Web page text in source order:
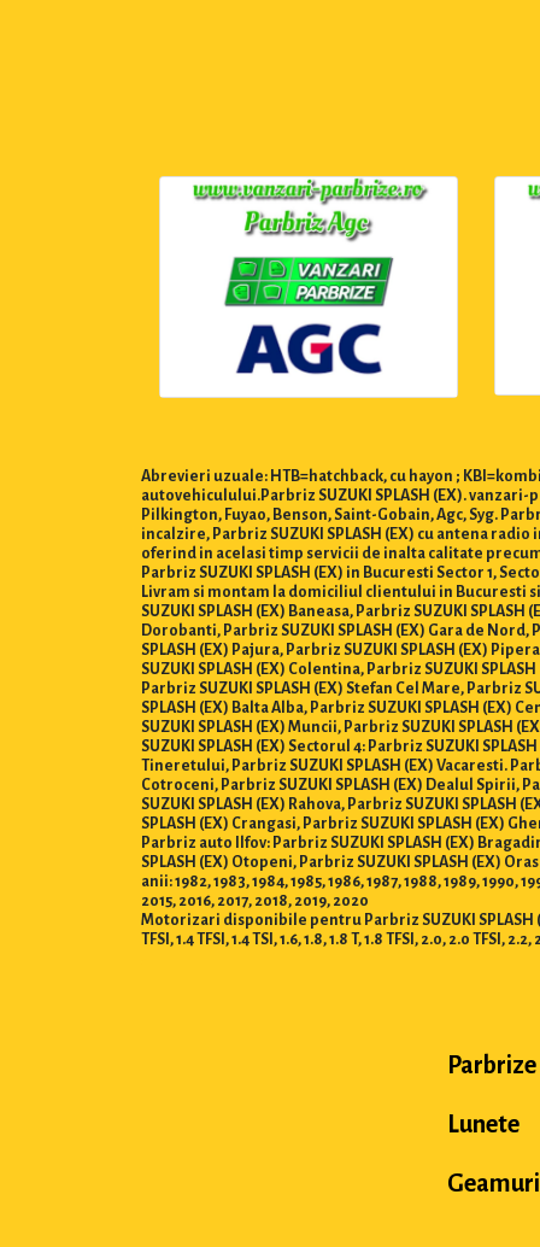
Abrevieri uzuale: HTB=hatchback, cu hayon ;
autovehiculului.Parbriz SUZUKI SPLASH (EX).
Pilkington, Fuyao, Benson, Saint-Gobain, Agc, Syg.
incalzire, Parbriz SUZUKI SPLASH (EX) cu antena
oferind in acelasi timp servicii de inalta calitate
Parbriz SUZUKI SPLASH (EX) in Bucuresti Sector 1,
Livram si montam la domiciliul clientului in Bucuresti si
SUZUKI SPLASH (EX) Baneasa, Parbriz SUZUKI
Dorobanti, Parbriz SUZUKI SPLASH (EX) Gara de Nord,
SPLASH (EX) Pajura, Parbriz SUZUKI SPLASH (EX)
SUZUKI SPLASH (EX) Colentina, Parbriz SUZUKI
Parbriz SUZUKI SPLASH (EX) Stefan Cel Mare, Parbriz
SPLASH (EX) Balta Alba, Parbriz SUZUKI SPLASH (EX)
SUZUKI SPLASH (EX) Muncii, Parbriz SUZUKI SPLASH
SUZUKI SPLASH (EX) Sectorul 4: Parbriz SUZUKI
Tineretului, Parbriz SUZUKI SPLASH (EX) Vacaresti.
Cotroceni, Parbriz SUZUKI SPLASH (EX) Dealul Spirii,
SUZUKI SPLASH (EX) Rahova, Parbriz SUZUKI
SPLASH (EX) Crangasi, Parbriz SUZUKI SPLASH (EX)
Parbriz auto Ilfov: Parbriz SUZUKI SPLASH (EX)
SPLASH (EX) Otopeni, Parbriz SUZUKI SPLASH (EX)
anii: 1982, 1983, 1984, 1985, 1986, 1987, 1988, 1989, 1990,
2015, 2016, 2017, 2018, 2019, 2020
Motorizari disponibile pentru Parbriz SUZUKI SPLASH (EX) :
TFSI, 1.4 TFSI, 1.4 TSI, 1.6, 1.8, 1.8 T, 1.8 TFSI, 2.0, 2.0 TFSI,
Parbrize
Lunete
Geamuri